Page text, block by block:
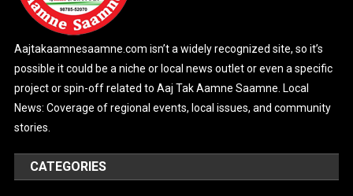
Aajtakaamnesaamne.com isn’t a widely recognized site, so it’s
possible it could be a niche or local news outlet or even a specific
project or spin-off related to Aaj Tak Aamne Saamne. Local
News: Coverage of regional events, local issues, and community
stories.
CATEGORIES